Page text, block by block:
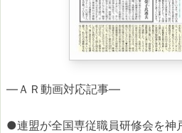
―ＡＲ動画対応記事―
●連盟が全国専従職員研修会を神